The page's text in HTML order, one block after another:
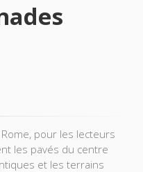
pour les lecteurs
les pavés du centre
et les terrains